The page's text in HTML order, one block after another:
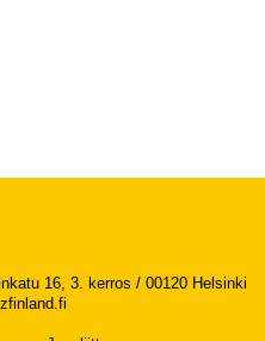
16, 3. kerros / 00120 Helsinki